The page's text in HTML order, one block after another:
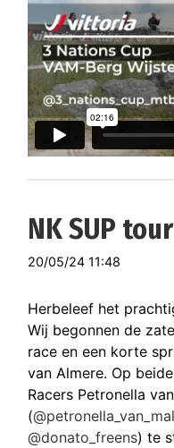
NK SUP
20/05/24 11:48
Herbeleef het
Wij begonnen de
race en een korte
van Almere. Op
Racers Petronella
(
@donato_freens) te